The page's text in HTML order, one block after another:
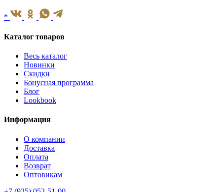
*
Каталог товаров
Весь каталог
Новинки
Скидки
Бонусная программа
Блог
Lookbook
Информация
О компании
Доставка
Оплата
Возврат
Оптовикам